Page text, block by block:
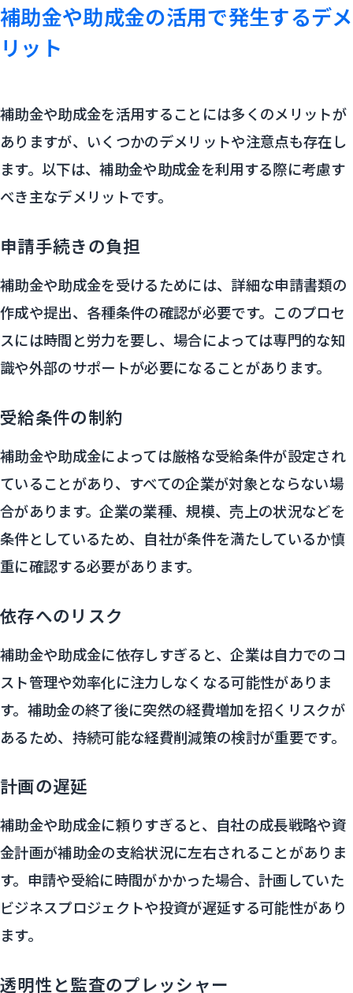
補助金や助成金の活用で発生するデメ
リット
補助金や助成金を活用することには多くのメリットが
ありますが、いくつかのデメリットや注意点も存在し
ます。以下は、補助金や助成金を利用する際に考慮す
べき主なデメリットです。
申請手続きの負担
補助金や助成金を受けるためには、詳細な申請書類の
作成や提出、各種条件の確認が必要です。このプロセ
スには時間と労力を要し、場合によっては専門的な知
識や外部のサポートが必要になることがあります。
受給条件の制約
補助金や助成金によっては厳格な受給条件が設定され
ていることがあり、すべての企業が対象とならない場
合があります。企業の業種、規模、売上の状況などを
条件としているため、自社が条件を満たしているか慎
重に確認する必要があります。
依存へのリスク
補助金や助成金に依存しすぎると、企業は自力でのコ
スト管理や効率化に注力しなくなる可能性がありま
す。補助金の終了後に突然の経費増加を招くリスクが
あるため、持続可能な経費削減策の検討が重要です。
計画の遅延
補助金や助成金に頼りすぎると、自社の成長戦略や資
金計画が補助金の支給状況に左右されることがありま
す。申請や受給に時間がかかった場合、計画していた
ビジネスプロジェクトや投資が遅延する可能性があり
ます。
透明性と監査のプレッシャー